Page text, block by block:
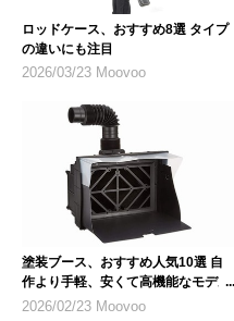
ロッドケース、おすすめ8選 タイプ
の違いにも注目
2026/03/23 Moovoo
塗装ブース、おすすめ人気10選 自
作より手軽、安くて高機能なモデル
を紹介
2026/02/23 Moovoo